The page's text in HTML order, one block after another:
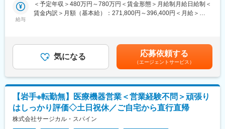
製品は国や大学などの研究機関や、プロスポーツ施設などに導入
されております。過去リハビリ学会の展示会にも参加をして展開
変更の範囲：会社の定める業務
【具体的には】
・体外診断用医薬品や医療機器の検査、出荷判定
・不具合発生時の調査、対策検討、報告書の作成
・良い品質の製品が安定的に生産、出荷されるような社内ルール
の維持・構築
■配属先：
品質管理部門：計14名
・グループリーダー：40代 ／製造管理者：30代 ／その他課員12
名：20～50代
入社後は、現担当の製造管理者と共に業務に従事いただきます。
給与
＜予定年収＞480万円～780万円＜賃金形態＞月給制月給日給制＜
賃金内訳＞月額（基本給）：271,800円～396,400円＜月給＞
労働時間超は時給単価×1、法定労働時間超は時給単価×1.25で計
算、記載金額は選考を通じて上下する可能性があります。）賃金
はあくまでも目安の金額であり、選考を通じて上下する可能性が
あります。月給(月額)は固定手当を含めた表記です。
気になる 応募依頼する
（エージェントサービス）
【岩手※転勤無】医療機器営業＜営業経験不問＞頑張り
はしっかり評価◇土日祝休／ご自宅から直行直帰
株式会社サージカル・スパイン